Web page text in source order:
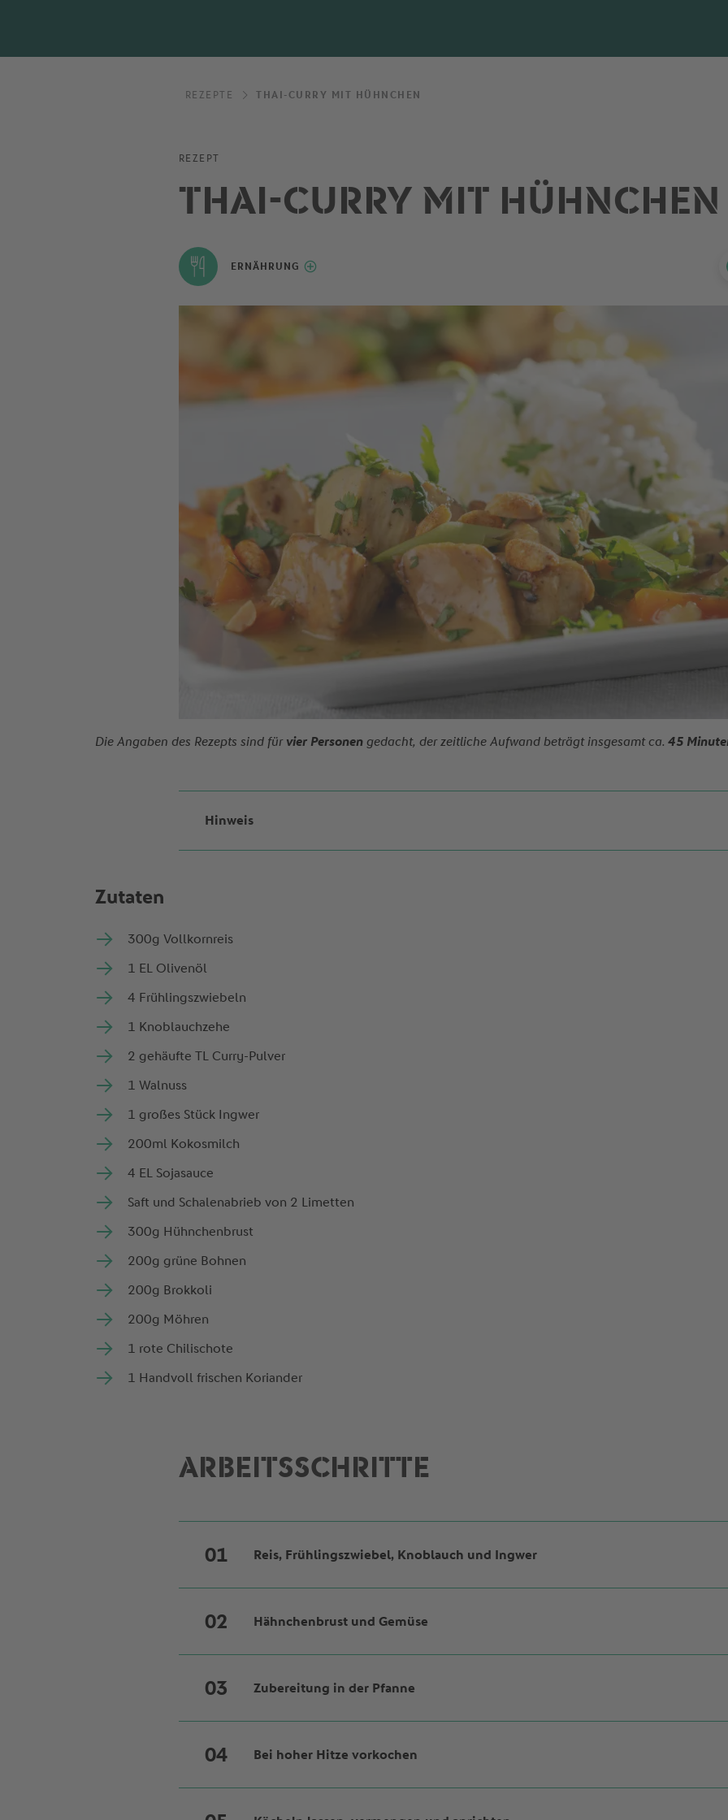
REZEPTE THAI-CURRY MIT HÜHNCHEN
REZEPT
THAI-CURRY MIT HÜHNCHEN
ERNÄHRUNG
Die Angaben des Rezepts sind für vier Personen gedacht, der zeitliche Aufwand beträgt insgesamt ca. 45
Hinweis
Zutaten
300g Vollkornreis
1 EL Olivenöl
4 Frühlingszwiebeln
1 Knoblauchzehe
2 gehäufte TL Curry-Pulver
1 Walnuss
1 großes Stück Ingwer
200ml Kokosmilch
4 EL Sojasauce
Saft und Schalenabrieb von 2 Limetten
300g Hühnchenbrust
200g grüne Bohnen
200g Brokkoli
200g Möhren
1 rote Chilischote
1 Handvoll frischen Koriander
ARBEITSSCHRITTE
Reis, Frühlingszwiebel, Knoblauch und Ingwer
Ringe schneiden. Knoblauch und Ingwer schälen und beides fein hacken. Schale
Hähnchenbrust und Gemüse
Röschen teilen. Möhren schälen und in dünne Scheiben schneiden.
Zubereitung in der Pfanne
Currypulver hinzufügen und kurz schmoren lassen. Kokosmilch, Sojasauce und
Bei hoher Hitze vorkochen